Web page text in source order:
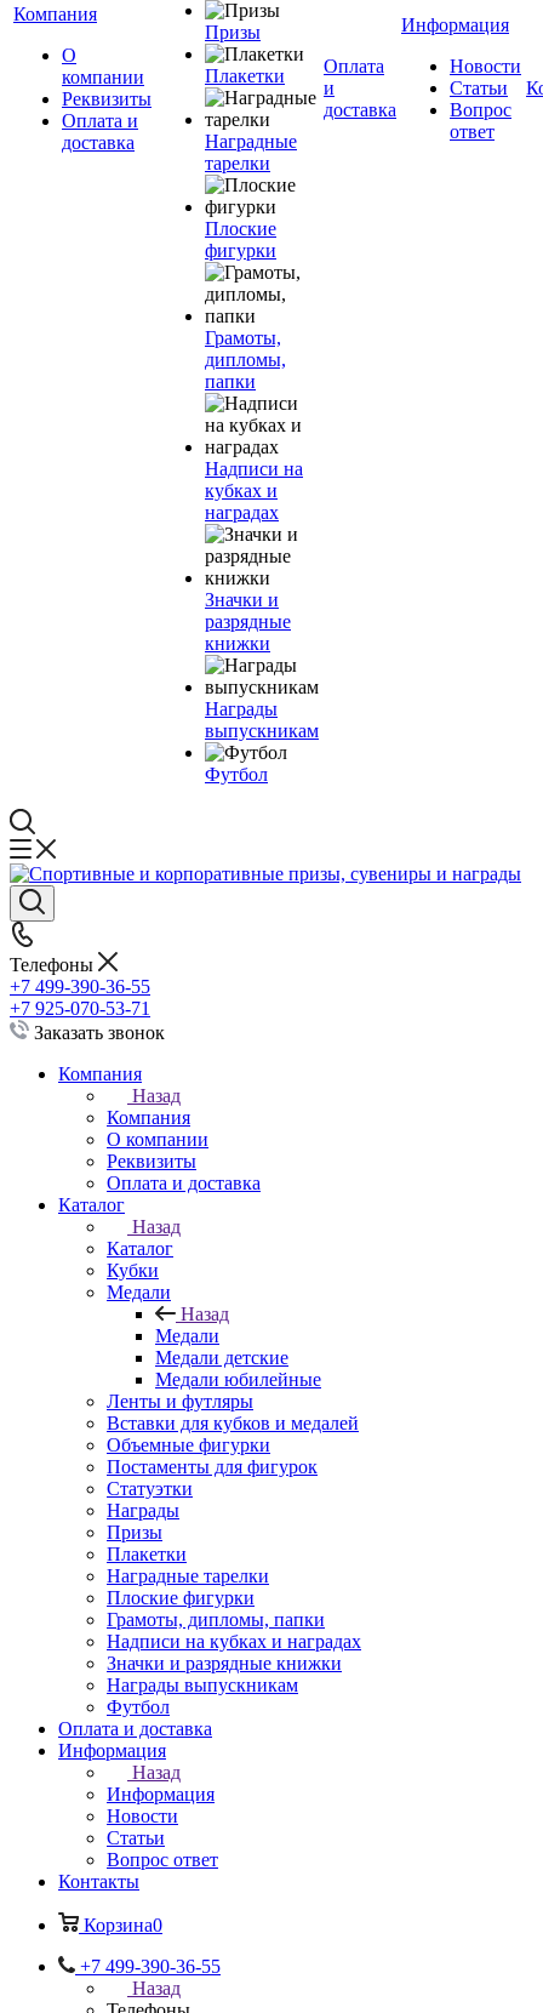
Компания
О
компании
Реквизиты
Оплата и
доставка
Призы
Плакетки
Наградные
тарелки
Плоские
фигурки
Грамоты,
дипломы,
папки
Надписи на
кубках и
наградах
Значки и
разрядные
книжки
Награды
выпускникам
Футбол
Оплата
и
доставка
Информация
Новости
Статьи
Вопрос
ответ
Телефоны
+7 499-390-36-55
+7 925-070-53-71
Заказать звонок
Компания
Назад
Компания
О компании
Реквизиты
Оплата и доставка
Каталог
Назад
Каталог
Кубки
Медали
Назад
Медали
Медали детские
Медали юбилейные
Ленты и футляры
Вставки для кубков и медалей
Объемные фигурки
Постаменты для фигурок
Статуэтки
Награды
Призы
Плакетки
Наградные тарелки
Плоские фигурки
Грамоты, дипломы, папки
Надписи на кубках и наградах
Значки и разрядные книжки
Награды выпускникам
Футбол
Оплата и доставка
Информация
Назад
Информация
Новости
Статьи
Вопрос ответ
Контакты
Корзина0
+7 499-390-36-55
Назад